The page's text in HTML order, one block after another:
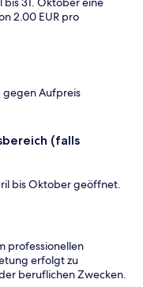
2.00 EUR pro
gegen Aufpreis
(falls
bis Oktober geöffnet.
professionellen
erfolgt zu
beruflichen Zwecken.